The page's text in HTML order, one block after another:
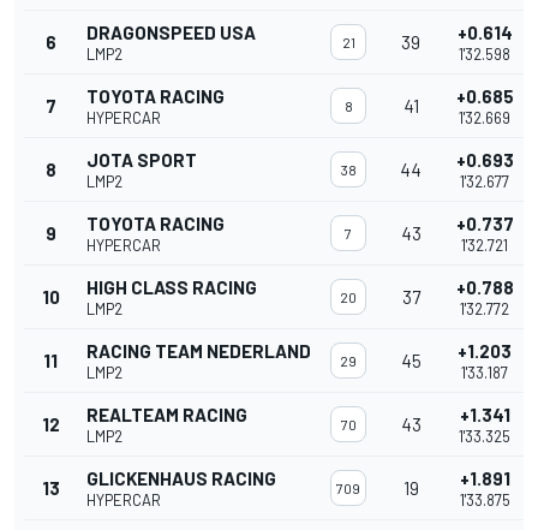
6 DRAGONSPEED USA
LMP2
21 39 +0.614
1'32.598
7 TOYOTA RACING
HYPERCAR
8 41 +0.685
1'32.669
8 JOTA SPORT
LMP2
38 44 +0.693
1'32.677
9 TOYOTA RACING
HYPERCAR
7 43 +0.737
1'32.721
10 HIGH CLASS RACING
LMP2
20 37 +0.788
1'32.772
11 RACING TEAM NEDERLAND
LMP2
29 45 +1.203
1'33.187
12 REALTEAM RACING
LMP2
70 43 +1.341
1'33.325
13 GLICKENHAUS RACING
HYPERCAR
709 19 +1.891
1'33.875